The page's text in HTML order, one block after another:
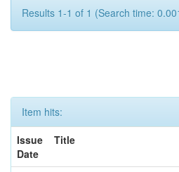
Results 1-1 of 1 (Search time:
Item hits:
Issue
Date
Title